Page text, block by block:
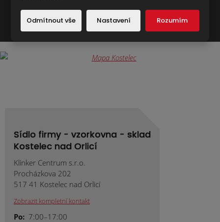
Formulář
Sídlo firmy - vzorkovna - sklad
Kostelec nad Orlicí
Klinker Centrum s.r.o.
Procházkova 202
517 41 Kostelec nad Orlicí
Zobrazit kompletní kontakt
Po: 7:00–17:00
Odmítnout vše Nastavení Rozumím